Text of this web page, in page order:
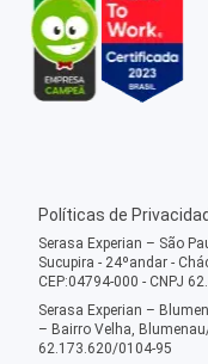
Políticas de
Serasa Experian – São
Sucupira - 24ºandar -
CEP:04794-000 - CNPJ
Serasa Experian –
– Bairro Velha,
62.173.620/0104-95